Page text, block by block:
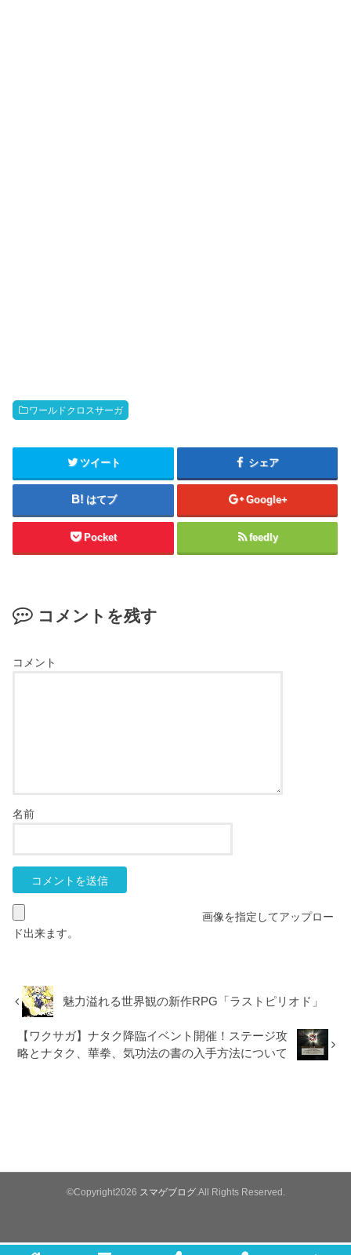
ワールドクロスサーガ
ツイート シェア
はてブ Google+
Pocket feedly
コメントを残す
コメント
名前
画像を指定してアップロー
ド出来ます。
魅力溢れる世界観の新作RPG「ラストピリオド」
【ワクサガ】ナタク降臨イベント開催！ステージ攻
略とナタク、華拳、気功法の書の入手方法について
©Copyright2026 スマゲブログ.All Rights Reserved.